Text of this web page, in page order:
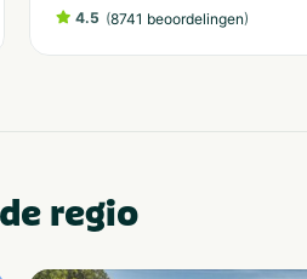
4.5 (8741 beoordelingen)
regio